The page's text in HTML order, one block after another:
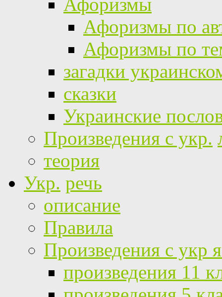
Афоризмы
Афоризмы по
Афоризмы по
загадки
сказки
Украинские
Произведения с укр.
теория
Укр. речь
описание
Правила
Произведения с укр
произведения 11